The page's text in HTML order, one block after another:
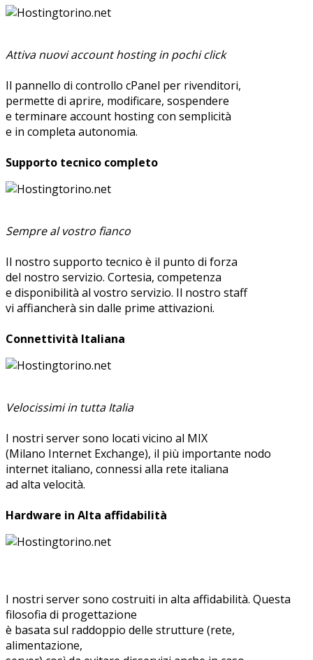
Attiva nuovi account hosting in pochi click
Il pannello di controllo cPanel per rivenditori,
permette di aprire, modificare, sospendere
e terminare account hosting con semplicità
e in completa autonomia.
Supporto tecnico completo
Sempre al vostro fianco
Il nostro supporto tecnico è il punto di forza
del nostro servizio. Cortesia, competenza
e disponibilità al vostro servizio. Il nostro staff
vi affiancherà sin dalle prime attivazioni.
Connettività Italiana
Velocissimi in tutta Italia
I nostri server sono locati vicino al MIX
(Milano Internet Exchange), il più importante nodo
internet italiano, connessi alla rete italiana
ad alta velocità.
Hardware in Alta affidabilità
I nostri server sono costruiti in alta affidabilità. Questa
filosofia di progettazione
è basata sul raddoppio delle strutture (rete,
alimentazione,